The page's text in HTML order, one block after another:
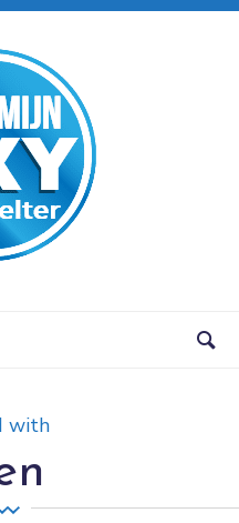
with